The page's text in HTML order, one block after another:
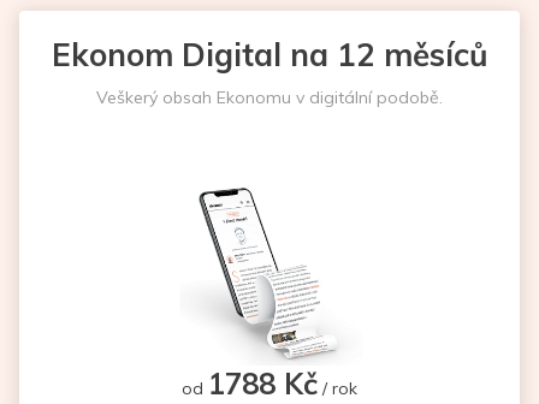
Ekonom Digital na 12 měsíců
Veškerý obsah Ekonomu v digitální podobě.
od 1788 Kč / rok